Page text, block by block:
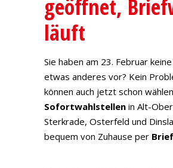
geöffnet,
läuft
Sie haben am 23. Februar
etwas anderes vor? Kein
können auch jetzt schon
Sofortwahlstellen in Alt-
Sterkrade, Osterfeld und
bequem von Zuhause per